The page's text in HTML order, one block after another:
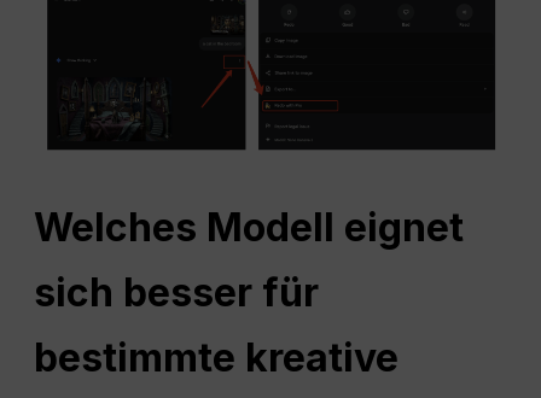
Welches Modell eignet
sich besser für
bestimmte kreative